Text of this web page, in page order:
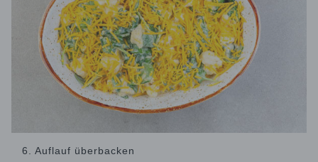
6. Auflauf überbacken